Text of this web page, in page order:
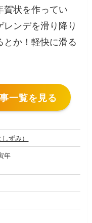
賀状を作ってい
ンデを滑り降り
か！軽快に滑る
一覧を見る
ずみ）
年